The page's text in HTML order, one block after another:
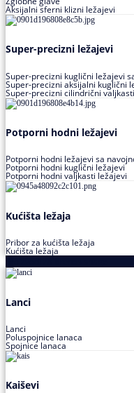
Aksijalni sferni klizni ležajevi
Super-precizni ležajevi
Super-precizni kuglični ležajevi
Super-precizni aksijalni kuglični
Super-precizni cilindrični
Potporni hodni ležajevi
Potporni hodni ležajevi sa
Potporni hodni kuglični ležajevi
Potporni hodni valjkasti ležajevi
Kućišta ležaja
Pribor za kućišta ležaja
Kućišta ležaja
Lanci
Lanci
Poluspojnice lanaca
Spojnice lanaca
Kaiševi